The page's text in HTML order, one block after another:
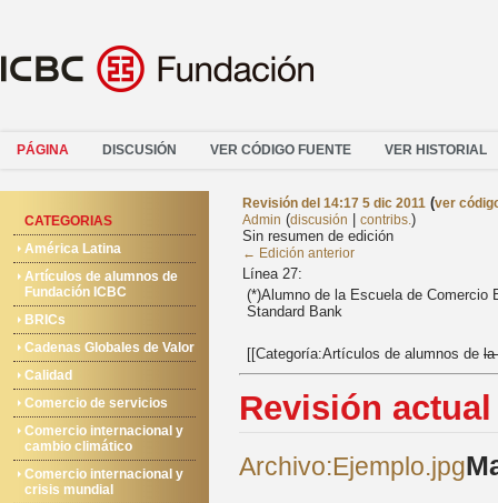
PÁGINA DISCUSIÓN VER CÓDIGO FUENTE VER HISTORIAL
CATEGORIAS
América Latina
Artículos de alumnos de
Fundación ICBC
BRICs
Cadenas Globales de Valor
Calidad
Comercio de servicios
Comercio internacional y
cambio climático
Comercio internacional y
crisis mundial
Revisión del 14:17 5 dic 2011 (ver
Admin (discusión contribs.)
Sin resumen de edición
← Edición anterior
Línea 27:
(*)Alumno de la Escuela de Comercio
Standard Bank
[[Categoría:Artículos de alumnos de la
Revisión actual
Archivo:Ejemplo.jpg